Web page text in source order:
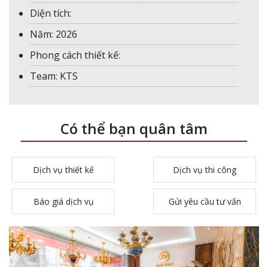
Diện tích:
Năm: 2026
Phong cách thiết kế:
Team: KTS
Có thể bạn quân tâm
Dịch vụ thiết kế Dịch vụ thi công
Báo giá dịch vụ Gửi yêu cầu tư vấn